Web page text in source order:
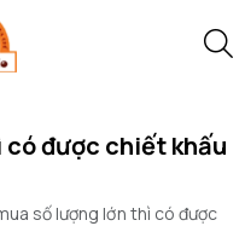
có được chiết khấu
số lượng lớn thì có được